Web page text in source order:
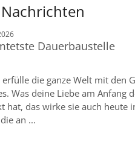
:
Dauerbaustelle
erfülle die ganze Welt mit den
Was deine Liebe am Anfang
hat, das wirke sie auch heute
an ...